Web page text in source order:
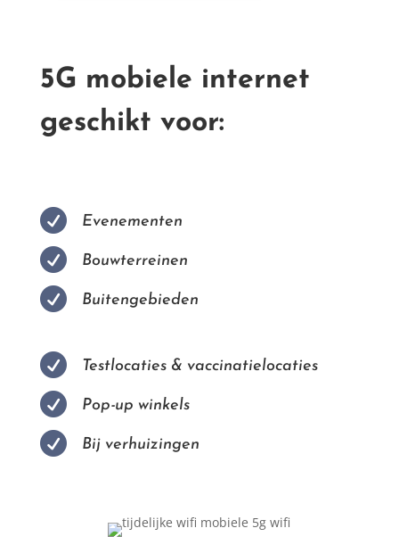
5G mobiele internet
geschikt voor:
 Evenementen
 Bouwterreinen
 Buitengebieden
 Testlocaties & vaccinatielocaties
 Pop-up winkels
 Bij verhuizingen